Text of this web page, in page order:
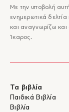
Με την υποβολή
ενημερωτικά
και αναγνωρίζω
Ίκαρος.
Τα βιβλία
Παιδικά Βιβλία
Βιβλία